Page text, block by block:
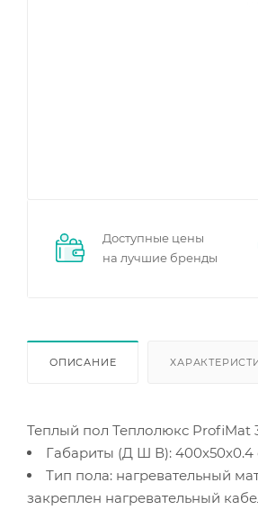
Доступные цены
на лучшие бренды
ОПИСАНИЕ
Теплый пол Теплолюкс ProfiMat
Габариты (Д Ш В): 400x50x0.4
Тип пола: нагревательный
закреплен нагревательный